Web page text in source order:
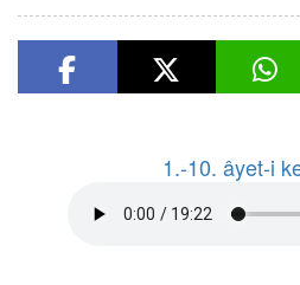
1.-10. âyet-i